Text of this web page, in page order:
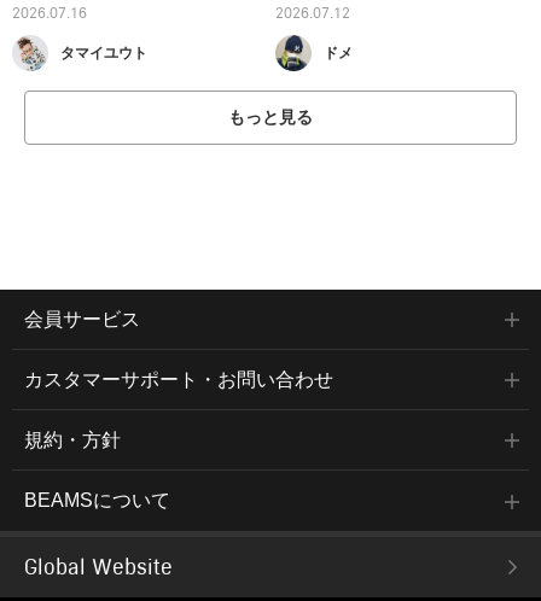
2026.07.16
タマイユウト
2026.07.12
ドメ
もっと見る
会員サービス
カスタマーサポート・お問い合わせ
規約・方針
BEAMSについて
Global Website